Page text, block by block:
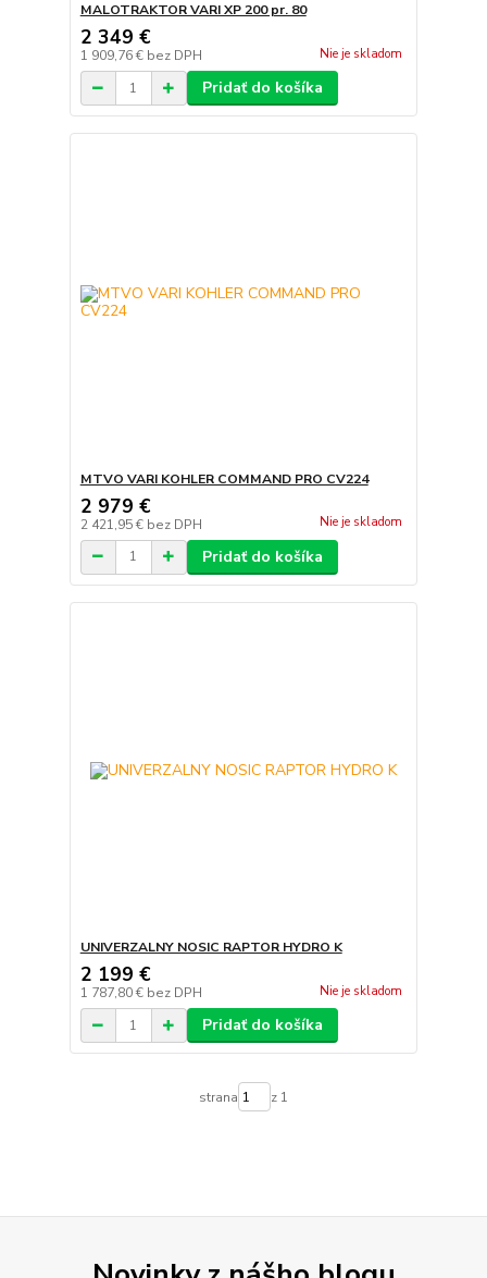
MALOTRAKTOR VARI XP 200 pr. 80
2 349 €
1 909,76 € bez DPH Nie je skladom
Pridať do košíka
MTVO VARI KOHLER COMMAND PRO CV224
2 979 €
2 421,95 € bez DPH Nie je skladom
Pridať do košíka
UNIVERZALNY NOSIC RAPTOR HYDRO K
2 199 €
1 787,80 € bez DPH Nie je skladom
Pridať do košíka
strana z 1